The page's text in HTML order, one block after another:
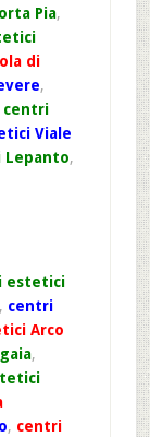
Pia,
di
,
centri
Viale
,
estetici
, centri
Arco
,
, centri